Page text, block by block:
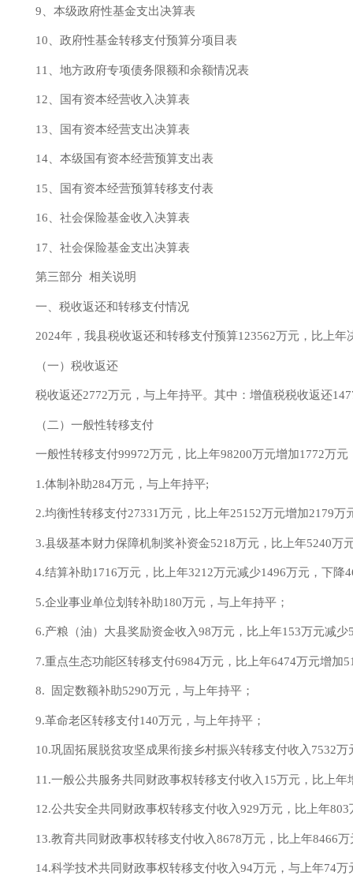
9、本级政府性基金支出决算表
10、政府性基金转移支付预算分项目表
11、地方政府专项债务限额和余额情况表
12、国有资本经营收入决算表
13、国有资本经营支出决算表
14、本级国有资本经营预算支出表
15、国有资本经营预算转移支付表
16、社会保险基金收入决算表
17、社会保险基金支出决算表
第三部分 相关说明
一、税收返还和转移支付情况
2024年 ，我县税收返还和转移支付预算123562万元，比上年
（一）税收返还
税收返还2772万元，与上年持平。其中：增值税税收返还
（二）一般性转移支付
一般性转移支付99972万元，比上年98200万元增加1772万元
1.体制补助284万元，与上年持平;
2.均衡性转移支付27331万元，比上年25152万元增加2179万
3.县级基本财力保障机制奖补资金5218万元，比上年5240万
4.结算补助1716万元，比上年3212万元减少1496万元， 下降
5.企业事业单位划转补助180万元，与上年持平；
6.产粮（油）大县奖励资金收入98万元，比上年153万元减少
7.重点生态功能区转移支付6984万元，比上年6474万元增加
8. 固定数额补助5290万元， 与 上年持平 ；
9.革命老区转移支付140万元，与上年持平；
10.巩固拓展脱贫攻坚成果衔接乡村振兴转移支付收入 7532万
11.一般公共服务共同财政事权转移支付收入 15万元，比上年
12.公共安全共同财政事权转移支付收入929万元，比上年803
13.教育共同财政事权转移支付收入8678万元，比上年8466万
14.科学技术共同财政事权转移支付收入94万元， 与 上年74万